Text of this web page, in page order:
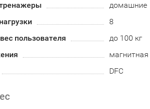
домашние
8
пользователя
до 100 кг
магнитная
DFC